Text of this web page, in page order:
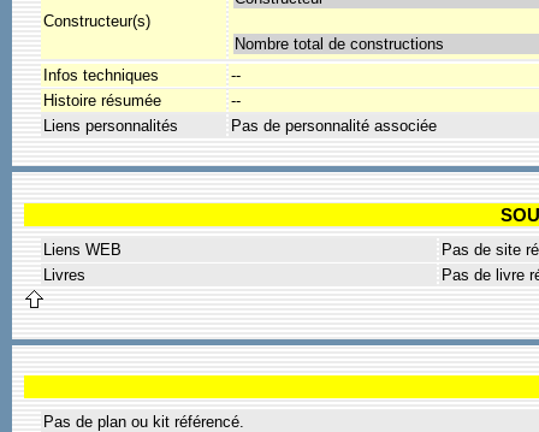
Constructeur(s)
Nombre total de constructions
Infos techniques
--
Histoire résumée
--
Liens personnalités
Pas de personnalité associée
Liens WEB
Pas de site
Livres
Pas de livre
Pas de plan ou kit référencé.